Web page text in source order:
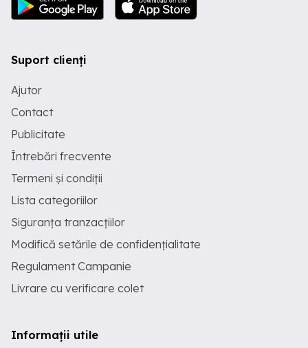
Suport clienți
Ajutor
Contact
Publicitate
Întrebări frecvente
Termeni și condiții
Lista categoriilor
Siguranța tranzacțiilor
Modifică setările de confidențialitate
Regulament Campanie
Livrare cu verificare colet
Informații utile